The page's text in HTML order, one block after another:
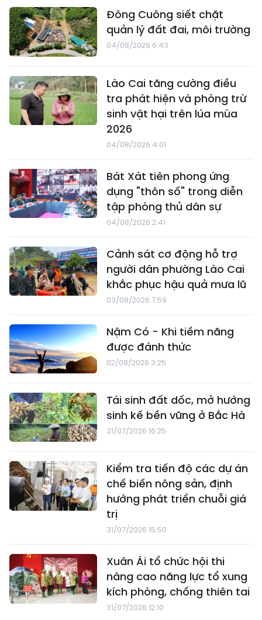
Đông Cuông siết chặt
quản lý đất đai, môi trường
04/08/2026 6:43
Lào Cai tăng cường điều
tra phát hiện và phòng trừ
sinh vật hại trên lúa mùa
2026
04/08/2026 4:01
Bát Xát tiên phong ứng
dụng "thôn số" trong diễn
tập phòng thủ dân sự
04/08/2026 2:41
Cảnh sát cơ động hỗ trợ
người dân phường Lào Cai
khắc phục hậu quả mưa lũ
03/08/2026 7:59
Nậm Có - Khi tiềm năng
được đánh thức
02/08/2026 3:25
Tái sinh đất dốc, mở hướng
sinh kế bền vững ở Bắc Hà
31/07/2026 16:25
Kiểm tra tiến độ các dự án
chế biến nông sản, định
hướng phát triển chuỗi giá
trị
31/07/2026 15:50
Xuân Ái tổ chức hội thi
nâng cao năng lực tổ xung
kích phòng, chống thiên tai
31/07/2026 12:10